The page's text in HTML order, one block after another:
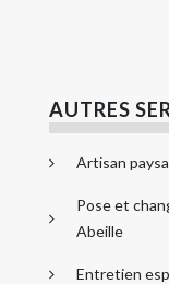
AUTRES
Artisan
Pose et
Abeille
Entretien